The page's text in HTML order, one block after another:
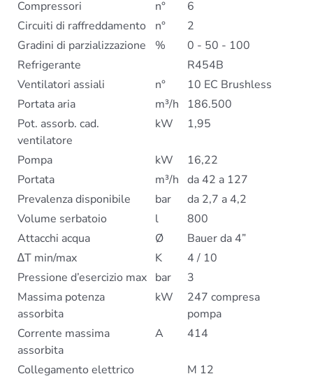
Compressori
n°
6
Circuiti di raffreddamento
n°
2
Gradini di parzializzazione
%
0 - 50 - 100
Refrigerante
R454B
Ventilatori assiali
n°
10 EC Brushless
Portata aria
m³/h
186.500
Pot. assorb. cad.
ventilatore
kW 1,95
Pompa kW
16,22
Portata
m³/h da 42 a 127
Prevalenza disponibile
bar
da 2,7 a 4,2
Volume serbatoio
l
800
Attacchi acqua
Ø
Bauer da 4”
∆T min/max
K
4 / 10
Pressione d’esercizio max
bar
3
Massima potenza
assorbita
kW
247 compresa
pompa
Corrente massima
assorbita
A 414
Collegamento elettrico
M 12